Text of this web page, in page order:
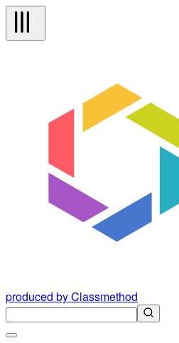
produced by Classmethod